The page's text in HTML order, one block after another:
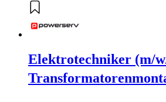
Elektrotechniker (m/